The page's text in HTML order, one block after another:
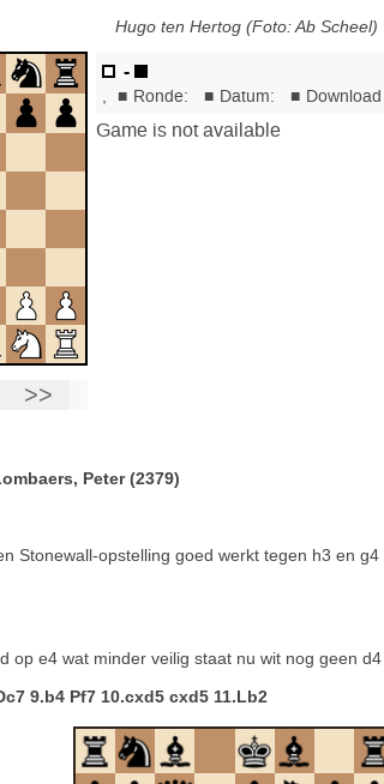
Hugo ten Hertog (Foto: Ab Scheel)
Peter (2379)
Stonewall-opstelling goed werkt tegen h3 en
op e4 wat minder veilig staat nu wit nog geen d4
9.b4 Pf7 10.cxd5 cxd5 11.Lb2